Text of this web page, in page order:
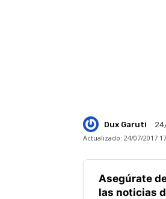
Dux Garuti
Actualizado: 24/07/2017
Asegúrate
las noticias